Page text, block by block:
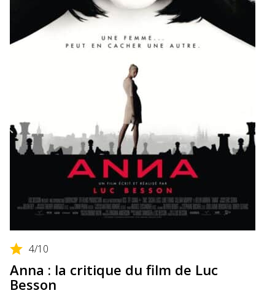
4/10
Anna : la critique du film de Luc
Besson